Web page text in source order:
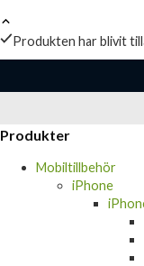
Produkten har blivit
Produkter
Mobiltillbehör
iPhone